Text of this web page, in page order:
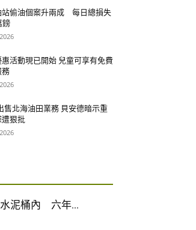
站偷油個案升兩成 每日總損失
鎊
活動現已開始 兒童可享有免費
務
售北海油田業務 貝安德暗示重
遭狠批
泥桶內 六年...